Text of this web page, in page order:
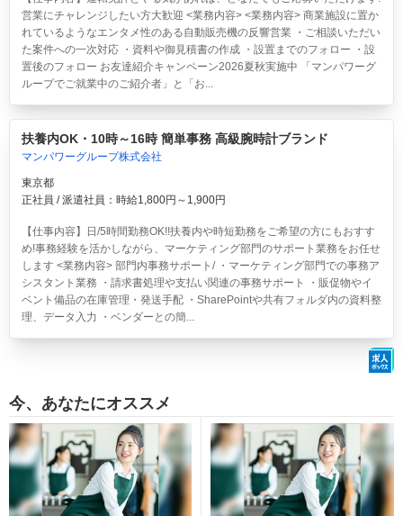
営業にチャレンジしたい方大歓迎 <業務内容> <業務内容> 商業施設に置か
れているようなエンタメ性のある自動販売機の反響営業 ・ご相談いただい
た案件への一次対応 ・資料や御見積書の作成 ・設置までのフォロー ・設
置後のフォロー お友達紹介キャンペーン2026夏秋実施中 「マンパワーグ
ループでご就業中のご紹介者」と「お...
扶養内OK・10時～16時 簡単事務 高級腕時計ブランド
マンパワーグループ株式会社
東京都
正社員 / 派遣社員：時給1,800円～1,900円
【仕事内容】日/5時間勤務OK!!扶養内や時短勤務をご希望の方にもおすす
め!事務経験を活かしながら、マーケティング部門のサポート業務をお任せ
します <業務内容> 部門内事務サポート/ ・マーケティング部門での事務ア
シスタント業務 ・請求書処理や支払い関連の事務サポート ・販促物やイ
ベント備品の在庫管理・発送手配 ・SharePointや共有フォルダ内の資料整
理、データ入力 ・ベンダーとの簡...
今、あなたにオススメ